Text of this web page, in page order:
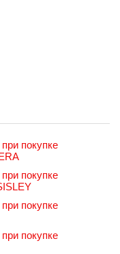
покупке
покупке
покупке
покупке